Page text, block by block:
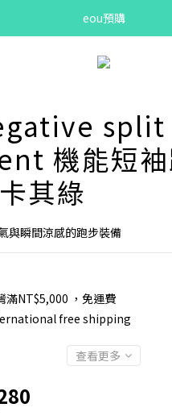
Bandit Summer
eou預購
Bandit Summer
split
機能短
其綠
與瞬間涼感的跑步裝備
滿NT$5,000 ，免運費
free shipping
查看更多